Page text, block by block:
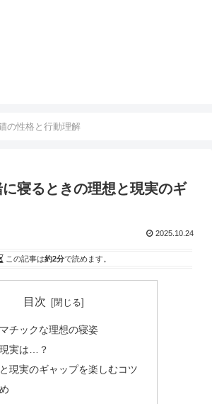
の性格と行動理解
寝るときの理想と現実のギ
2025.10.24
この記事は約2分で読めます。
目次
マチックな理想の寝姿
実は…？
現実のギャップを楽しむコツ